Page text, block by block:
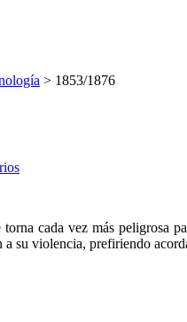
> 1853/1876
cada vez más peligrosa
a su violencia, prefiriendo